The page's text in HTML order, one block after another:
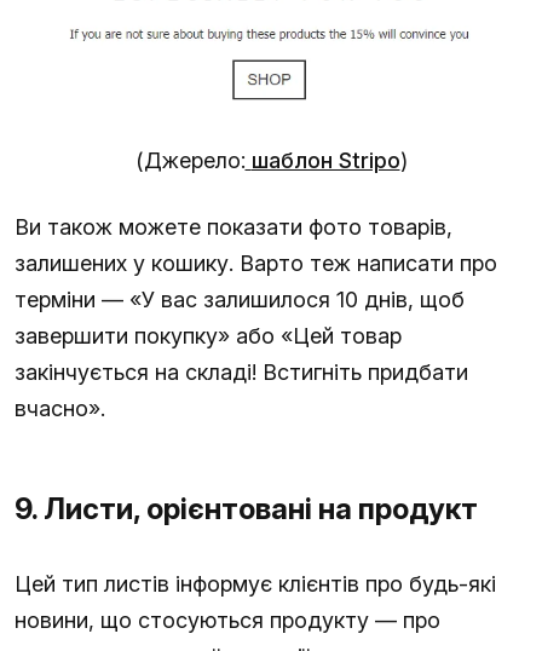
(Джерело: шаблон Stripo)
Ви також можете показати фото товарів,
залишених у кошику. Варто теж написати про
терміни — «У вас залишилося 10 днів, щоб
завершити покупку» або «Цей товар
закінчується на складі! Встигніть придбати
вчасно».
9. Листи, орієнтовані на продукт
Цей тип листів інформує клієнтів про будь-які
новини, що стосуються продукту — про